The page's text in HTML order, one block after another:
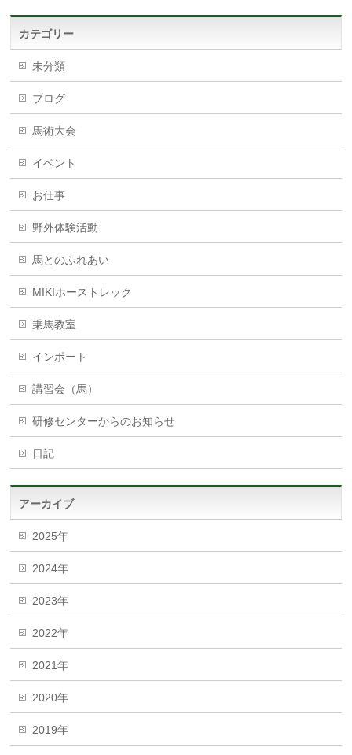
カテゴリー
未分類
ブログ
馬術大会
イベント
お仕事
野外体験活動
馬とのふれあい
MIKIホーストレック
乗馬教室
インポート
講習会（馬）
研修センターからのお知らせ
日記
アーカイブ
2025年
2024年
2023年
2022年
2021年
2020年
2019年